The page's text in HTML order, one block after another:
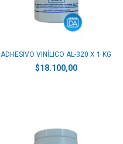
ADHESIVO VINÍLICO AL-320 X 1 KG
$18.100,00